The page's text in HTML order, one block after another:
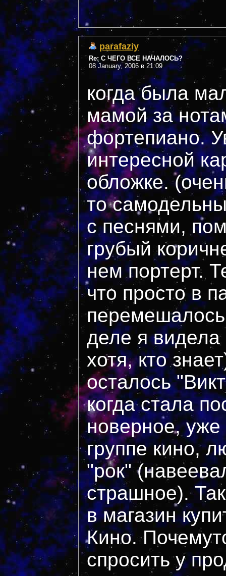
parafaziy
Re: С ЧЕГО ВСЕ НАЧАЛОСЬ?
08 January, 2006 в 21:09
когда была
мамой за
фортепиано.
интересной
обложке.
то
с песнями,
грубый
нем портерт.
что просто в
деле я видела
хотя, кто
осталось
когда стала
новерное,
группе кино,
"рок"
страшное).
в магазин
Кино.
спросить у